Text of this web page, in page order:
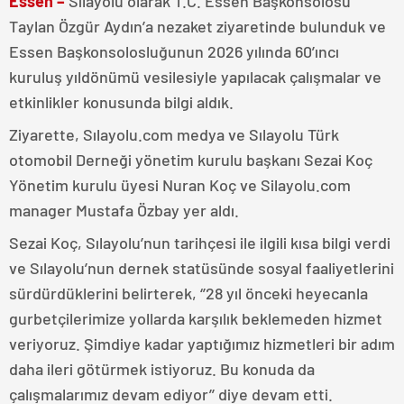
Taylan Özgür Aydın’a nezaket ziyaretinde bulunduk ve
Essen Başkonsolosluğunun 2026 yılında 60’ıncı
kuruluş yıldönümü vesilesiyle yapılacak çalışmalar ve
etkinlikler konusunda bilgi aldık.
Ziyarette, Sılayolu.com medya ve Sılayolu Türk
otomobil Derneği yönetim kurulu başkanı Sezai Koç
Yönetim kurulu üyesi Nuran Koç ve Silayolu.com
manager Mustafa Özbay yer aldı.
Sezai Koç, Sılayolu’nun tarihçesi ile ilgili kısa bilgi verdi
ve Sılayolu’nun dernek statüsünde sosyal faaliyetlerini
sürdürdüklerini belirterek, ‘’28 yıl önceki heyecanla
gurbetçilerimize yollarda karşılık beklemeden hizmet
veriyoruz. Şimdiye kadar yaptığımız hizmetleri bir adım
daha ileri götürmek istiyoruz. Bu konuda da
çalışmalarımız devam ediyor’’ diye devam etti.